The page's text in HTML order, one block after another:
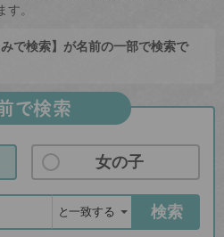
。
で検索】が名前の一部で検索で
で検索
女の子
検索